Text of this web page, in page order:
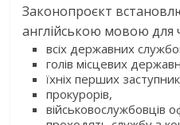
Законопроєкт
англійською мовою для
всіх державних
голів місцевих
їхніх перших
прокурорів,
військовослужбовців